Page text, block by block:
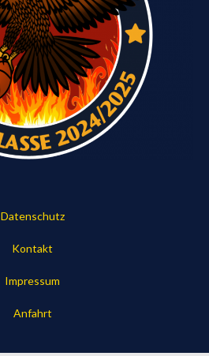
Datenschutz
Kontakt
Impressum
Anfahrt